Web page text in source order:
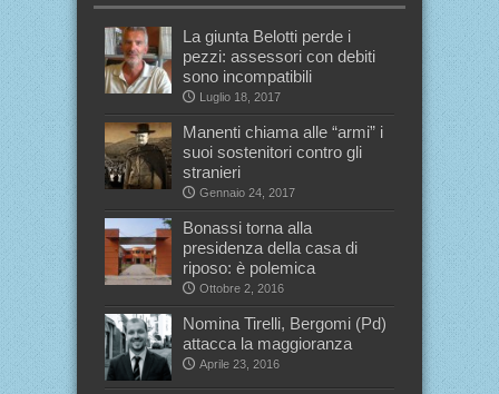
La giunta Belotti perde i
pezzi: assessori con debiti
sono incompatibili
Luglio 18, 2017
Manenti chiama alle “armi” i
suoi sostenitori contro gli
stranieri
Gennaio 24, 2017
Bonassi torna alla
presidenza della casa di
riposo: è polemica
Ottobre 2, 2016
Nomina Tirelli, Bergomi (Pd)
attacca la maggioranza
Aprile 23, 2016